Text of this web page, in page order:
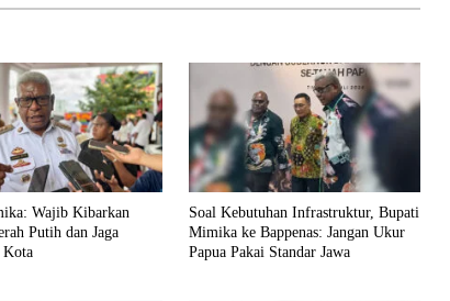
Wajib Kibarkan
Putih dan Jaga
Kota
Soal Kebutuhan Infrastruktur, Bupati
Mimika ke Bappenas: Jangan Ukur
Papua Pakai Standar Jawa